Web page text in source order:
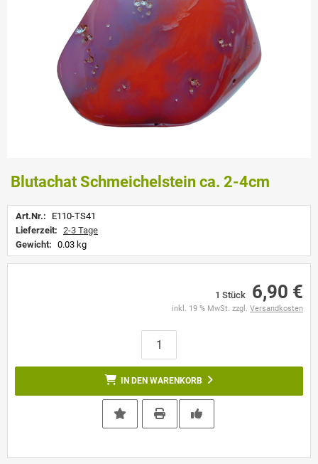
Blutachat Schmeichelstein ca. 2-4cm
Art.Nr.:
E110-TS41
Lieferzeit: 2-3 Tage
Gewicht: 0.03 kg
1 Stück 6,90 €
inkl. 19 % MwSt. zzgl. Versandkosten
IN DEN WARENKORB